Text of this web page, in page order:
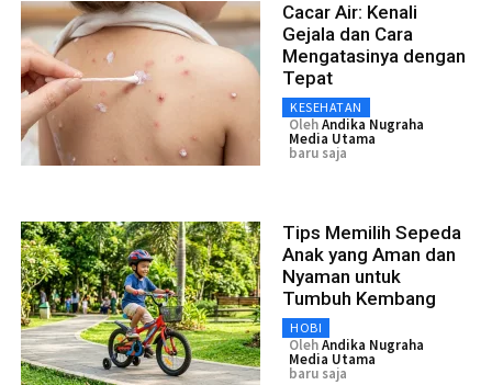
Cacar Air: Kenali
Gejala dan Cara
Mengatasinya dengan
Tepat
KESEHATAN
OlehAndika Nugraha
Media Utama
baru saja
Tips Memilih Sepeda
Anak yang Aman dan
Nyaman untuk
Tumbuh Kembang
HOBI
OlehAndika Nugraha
Media Utama
baru saja